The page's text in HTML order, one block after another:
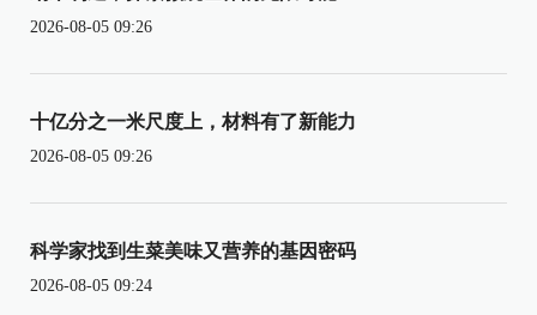
2026-08-05 09:26
十亿分之一米尺度上，材料有了新能力
2026-08-05 09:26
科学家找到生菜美味又营养的基因密码
2026-08-05 09:24